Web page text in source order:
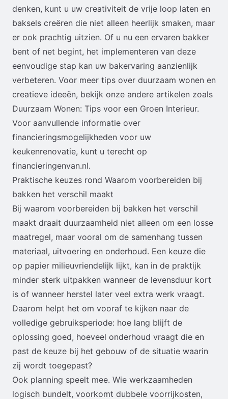
denken, kunt u uw creativiteit de vrije loop laten en
baksels creëren die niet alleen heerlijk smaken, maar
er ook prachtig uitzien. Of u nu een ervaren bakker
bent of net begint, het implementeren van deze
eenvoudige stap kan uw bakervaring aanzienlijk
verbeteren. Voor meer tips over duurzaam wonen en
creatieve ideeën, bekijk onze andere artikelen zoals
Duurzaam Wonen: Tips voor een Groen Interieur.
Voor aanvullende informatie over
financieringsmogelijkheden voor uw
keukenrenovatie, kunt u terecht op
financieringenvan.nl.
Praktische keuzes rond Waarom voorbereiden bij
bakken het verschil maakt
Bij waarom voorbereiden bij bakken het verschil
maakt draait duurzaamheid niet alleen om een losse
maatregel, maar vooral om de samenhang tussen
materiaal, uitvoering en onderhoud. Een keuze die
op papier milieuvriendelijk lijkt, kan in de praktijk
minder sterk uitpakken wanneer de levensduur kort
is of wanneer herstel later veel extra werk vraagt.
Daarom helpt het om vooraf te kijken naar de
volledige gebruiksperiode: hoe lang blijft de
oplossing goed, hoeveel onderhoud vraagt die en
past de keuze bij het gebouw of de situatie waarin
zij wordt toegepast?
Ook planning speelt mee. Wie werkzaamheden
logisch bundelt, voorkomt dubbele voorrijkosten,